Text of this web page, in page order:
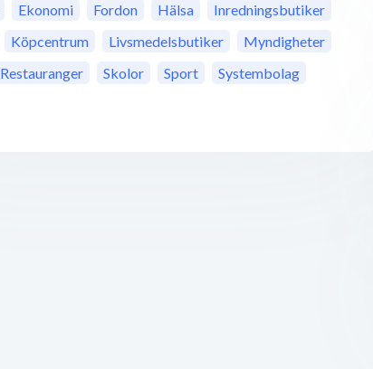
Ekonomi Fordon Hälsa
Inredningsbutiker
Köpcentrum Livsmedelsbutiker
Myndigheter
Restauranger Skolor Sport
Systembolag